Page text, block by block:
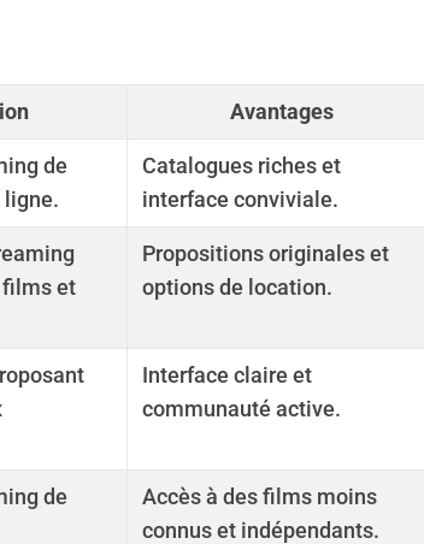
Avantages
de
Catalogues riches et
interface conviviale.
films et
Propositions originales et
options de location.
Interface claire et
communauté active.
de
Accès à des films moins
connus et indépendants.